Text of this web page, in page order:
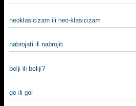
neoklasicizam ili neo-klasicizam
nabrojati ili nabrojiti
belji ili beliji?
go ili gol